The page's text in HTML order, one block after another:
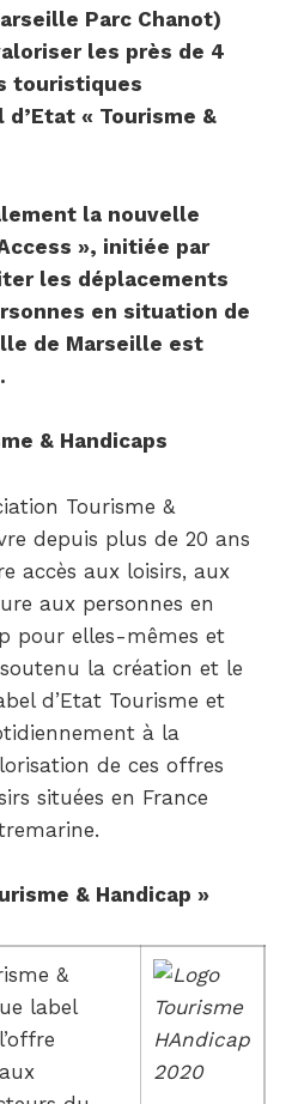
Parc Chanot)
les près de 4
touristiques
« Tourisme &
la nouvelle
», initiée par
les déplacements
en situation de
de Marseille est
& Handicaps
Tourisme &
depuis plus de 20 ans
accès aux loisirs, aux
aux personnes en
pour elles-mêmes et
la création et le
d’Etat Tourisme et
à la
de ces offres
situées en France
& Handicap »
&
label